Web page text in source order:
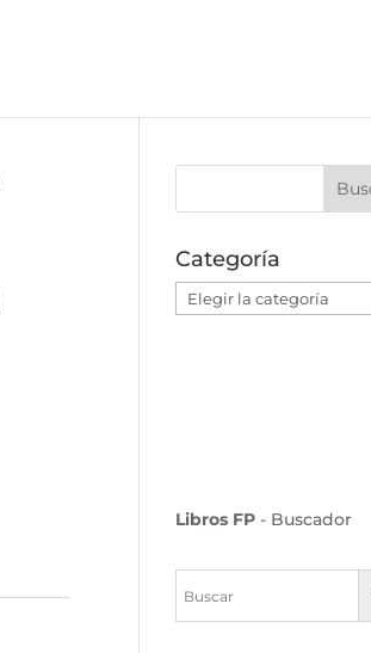
Categoría
Categoría
Libros FP - Buscador